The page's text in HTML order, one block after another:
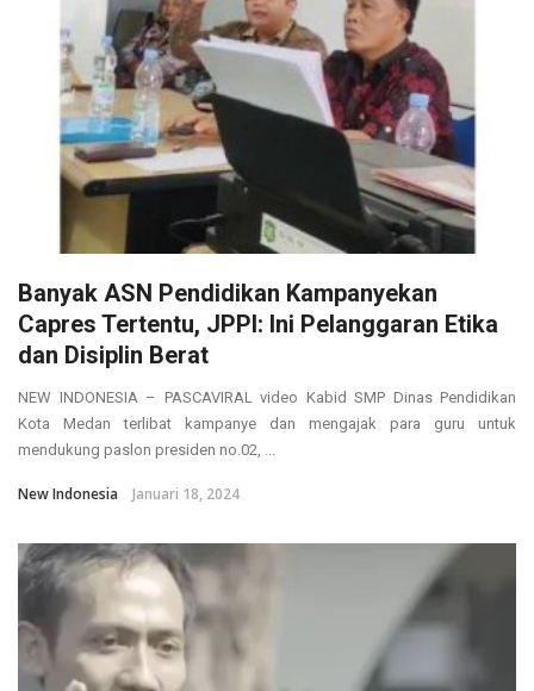
Banyak ASN Pendidikan Kampanyekan
Capres Tertentu, JPPI: Ini Pelanggaran Etika
dan Disiplin Berat
NEW INDONESIA – PASCAVIRAL video Kabid SMP Dinas Pendidikan
Kota Medan terlibat kampanye dan mengajak para guru untuk
mendukung paslon presiden no.02, ...
New Indonesia Januari 18, 2024